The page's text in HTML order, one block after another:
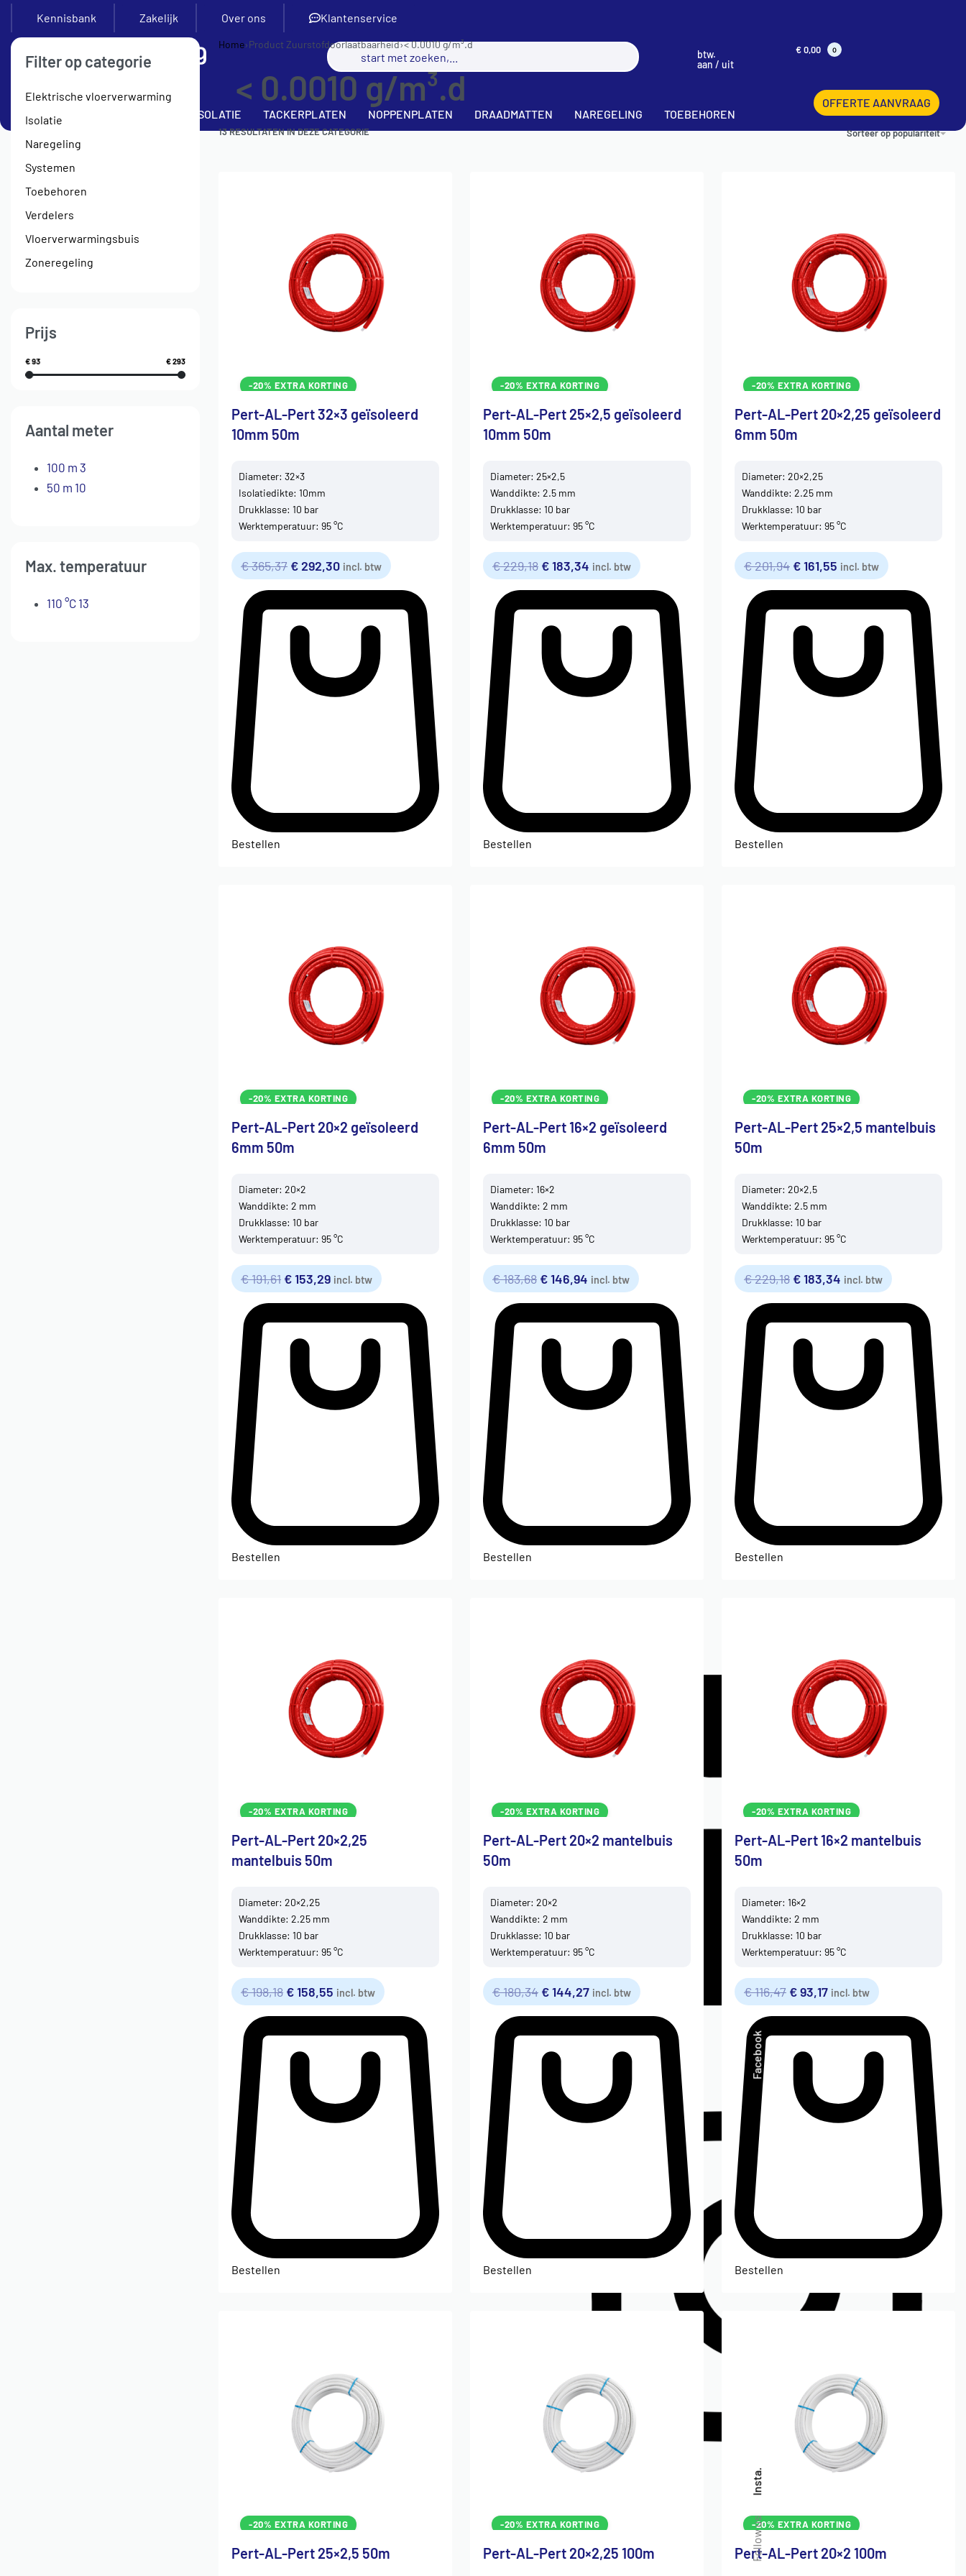
Kennisbank Zakelijk Over ons Klantenservice
btw.
aan / uit
€0,00 0
SETS ISOLATIE TACKERPLATEN NOPPENPLATEN DRAADMATTEN NAREGELING TOEBEHOREN
OFFERTE AANVRAAG
Filter op categorie
Elektrische vloerverwarming
Isolatie
Naregeling
Systemen
Toebehoren
Verdelers
Vloerverwarmingsbuis
Zoneregeling
Prijs
€ 93 € 293
Aantal meter
100 m 3
50 m 10
Max. temperatuur
110 °C 13
Home›Product Zuurstofdoorlaatbaarheid›< 0.0010 g/m³.d
< 0.0010 g/m³.d
13RESULTATEN IN DEZE CATEGORIE Sorteer op populariteit
-20% EXTRA KORTING
Pert-AL-Pert 32×3 geïsoleerd
10mm 50m
Diameter: 32×3
Isolatiedikte: 10mm
Drukklasse: 10 bar
Werktemperatuur: 95 °C
€365,37 €292,30 incl. btw
Bestellen
-20% EXTRA KORTING
Pert-AL-Pert 25×2,5 geïsoleerd
10mm 50m
Diameter: 25×2,5
Wanddikte: 2.5 mm
Drukklasse: 10 bar
Werktemperatuur: 95 °C
€229,18 €183,34 incl. btw
Bestellen
-20% EXTRA KORTING
Pert-AL-Pert 20×2,25 geïsoleerd
6mm 50m
Diameter: 20×2,25
Wanddikte: 2.25 mm
Drukklasse: 10 bar
Werktemperatuur: 95 °C
€201,94 €161,55 incl. btw
Bestellen
-20% EXTRA KORTING
Pert-AL-Pert 20×2 geïsoleerd
6mm 50m
Diameter: 20×2
Wanddikte: 2 mm
Drukklasse: 10 bar
Werktemperatuur: 95 °C
€191,61 €153,29 incl. btw
Bestellen
-20% EXTRA KORTING
Pert-AL-Pert 16×2 geïsoleerd
6mm 50m
Diameter: 16×2
Wanddikte: 2 mm
Drukklasse: 10 bar
Werktemperatuur: 95 °C
€183,68 €146,94 incl. btw
Bestellen
-20% EXTRA KORTING
Pert-AL-Pert 25×2,5 mantelbuis
50m
Diameter: 20×2,5
Wanddikte: 2.5 mm
Drukklasse: 10 bar
Werktemperatuur: 95 °C
€229,18 €183,34 incl. btw
Bestellen
-20% EXTRA KORTING
Pert-AL-Pert 20×2,25
mantelbuis 50m
Diameter: 20×2,25
Wanddikte: 2.25 mm
Drukklasse: 10 bar
Werktemperatuur: 95 °C
€198,18 €158,55 incl. btw
Bestellen
-20% EXTRA KORTING
Pert-AL-Pert 20×2 mantelbuis
50m
Diameter: 20×2
Wanddikte: 2 mm
Drukklasse: 10 bar
Werktemperatuur: 95 °C
€180,34 €144,27 incl. btw
Bestellen
-20% EXTRA KORTING
Pert-AL-Pert 16×2 mantelbuis
50m
Diameter: 16×2
Wanddikte: 2 mm
Drukklasse: 10 bar
Werktemperatuur: 95 °C
€116,47 €93,17 incl. btw
Bestellen
-20% EXTRA KORTING
Pert-AL-Pert 25×2,5 50m
-20% EXTRA KORTING
Pert-AL-Pert 20×2,25 100m
-20% EXTRA KORTING
Pert-AL-Pert 20×2 100m
Follow us
Insta.
Facebook